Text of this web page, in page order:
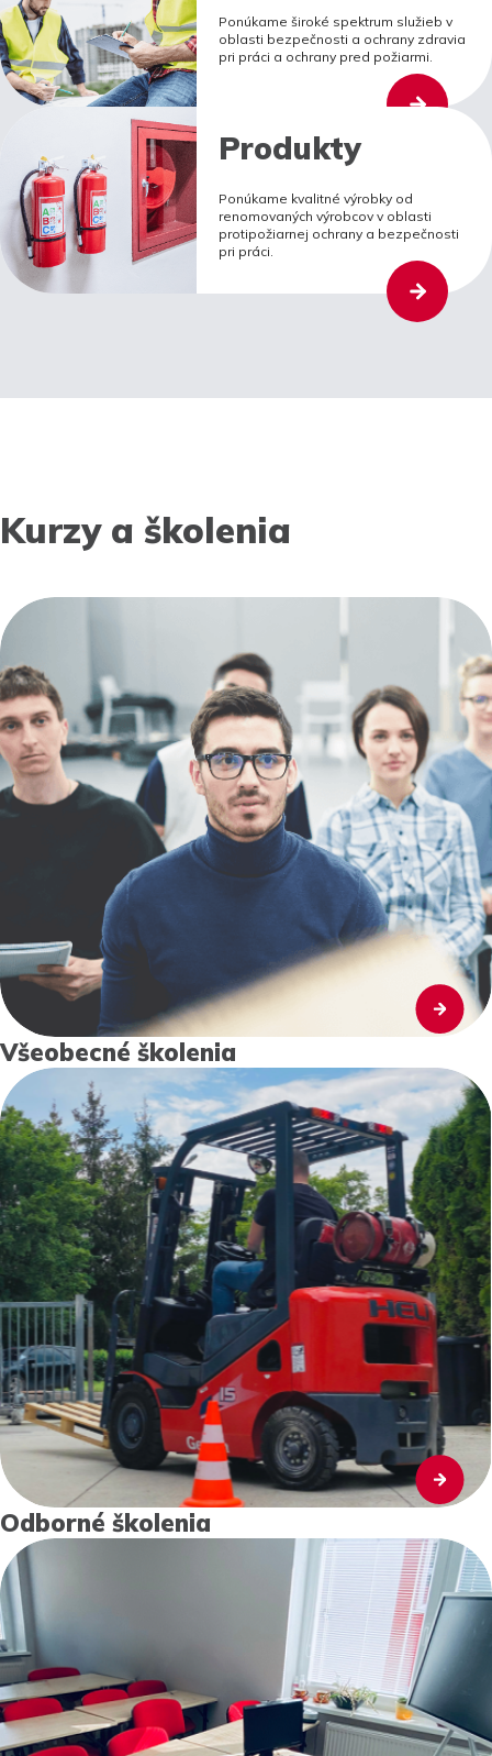
Ponúkame široké spektrum služieb v
oblasti bezpečnosti a ochrany zdravia
pri práci a ochrany pred požiarmi.
Produkty
Ponúkame kvalitné výrobky od
renomovaných výrobcov v oblasti
protipožiarnej ochrany a bezpečnosti
pri práci.
Kurzy a školenia
Všeobecné školenia
Odborné školenia